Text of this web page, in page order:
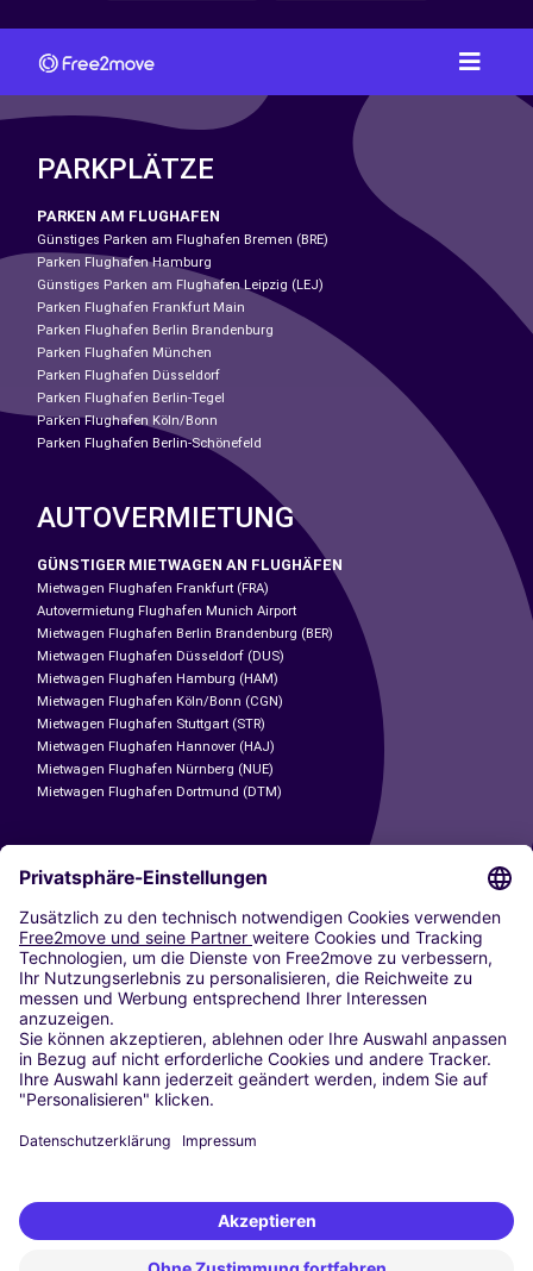
PARKPLÄTZE
PARKEN AM FLUGHAFEN
Günstiges Parken am Flughafen Bremen (BRE)
Parken Flughafen Hamburg
Günstiges Parken am Flughafen Leipzig (LEJ)
Parken Flughafen Frankfurt Main
Parken Flughafen Berlin Brandenburg
Parken Flughafen München
Parken Flughafen Düsseldorf
Parken Flughafen Berlin-Tegel
Parken Flughafen Köln/Bonn
Parken Flughafen Berlin-Schönefeld
AUTOVERMIETUNG
GÜNSTIGER MIETWAGEN AN FLUGHÄFEN
Mietwagen Flughafen Frankfurt (FRA)
Autovermietung Flughafen Munich Airport
Mietwagen Flughafen Berlin Brandenburg (BER)
Mietwagen Flughafen Düsseldorf (DUS)
Mietwagen Flughafen Hamburg (HAM)
Mietwagen Flughafen Köln/Bonn (CGN)
Mietwagen Flughafen Stuttgart (STR)
Mietwagen Flughafen Hannover (HAJ)
Mietwagen Flughafen Nürnberg (NUE)
Mietwagen Flughafen Dortmund (DTM)
CARSHARING
UNSERE STÄDTE
Paris
Madrid
Washington DC
Mailand
Rom
Turin
Wien
Berlin
Düsseldorf